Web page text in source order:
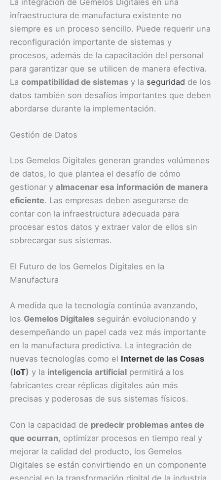
infraestructura de manufactura existente no
siempre es un proceso sencillo. Puede requerir una
reconfiguración importante de sistemas y
procesos, además de la capacitación del personal
para garantizar que se utilicen de manera efectiva.
La compatibilidad de sistemas y la seguridad de los
datos también son desafíos importantes que deben
abordarse durante la implementación.
Gestión de Datos
Los Gemelos Digitales generan grandes volúmenes
de datos, lo que plantea el desafío de cómo
gestionar y almacenar esa información de manera
eficiente. Las empresas deben asegurarse de
contar con la infraestructura adecuada para
procesar estos datos y extraer valor de ellos sin
sobrecargar sus sistemas.
El Futuro de los Gemelos Digitales en la
Manufactura
A medida que la tecnología continúa avanzando,
los Gemelos Digitales seguirán evolucionando y
desempeñando un papel cada vez más importante
en la manufactura predictiva. La integración de
nuevas tecnologías como el Internet de las Cosas
(IoT) y la inteligencia artificial permitirá a los
fabricantes crear réplicas digitales aún más
precisas y poderosas de sus sistemas físicos.
Con la capacidad de predecir problemas antes de
que ocurran, optimizar procesos en tiempo real y
mejorar la calidad del producto, los Gemelos
Digitales se están convirtiendo en un componente
esencial en la transformación digital de la industria